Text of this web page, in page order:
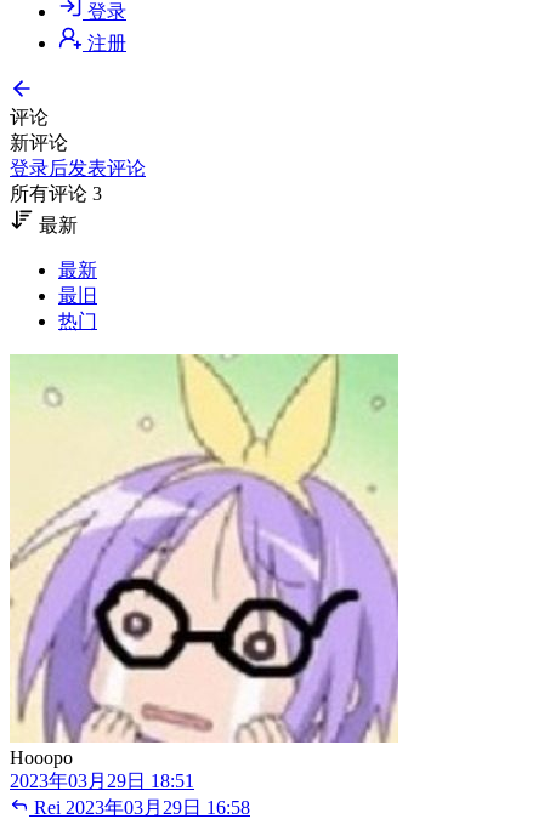
登录
注册
评论
新评论
登录后发表评论
所有评论 3
最新
最新
最旧
热门
Hooopo
2023年03月29日 18:51
Rei 2023年03月29日 16:58